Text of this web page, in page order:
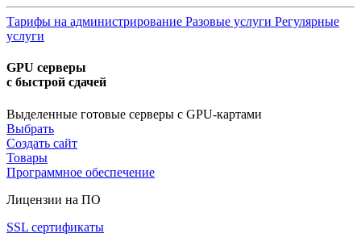
Тарифы на администрирование Разовые услуги Регулярные
услуги
GPU серверы
с быстрой сдачей
Выделенные готовые серверы с GPU-картами
Выбрать
Создать сайт
Товары
Программное обеспечение
Лицензии на ПО
SSL сертификаты